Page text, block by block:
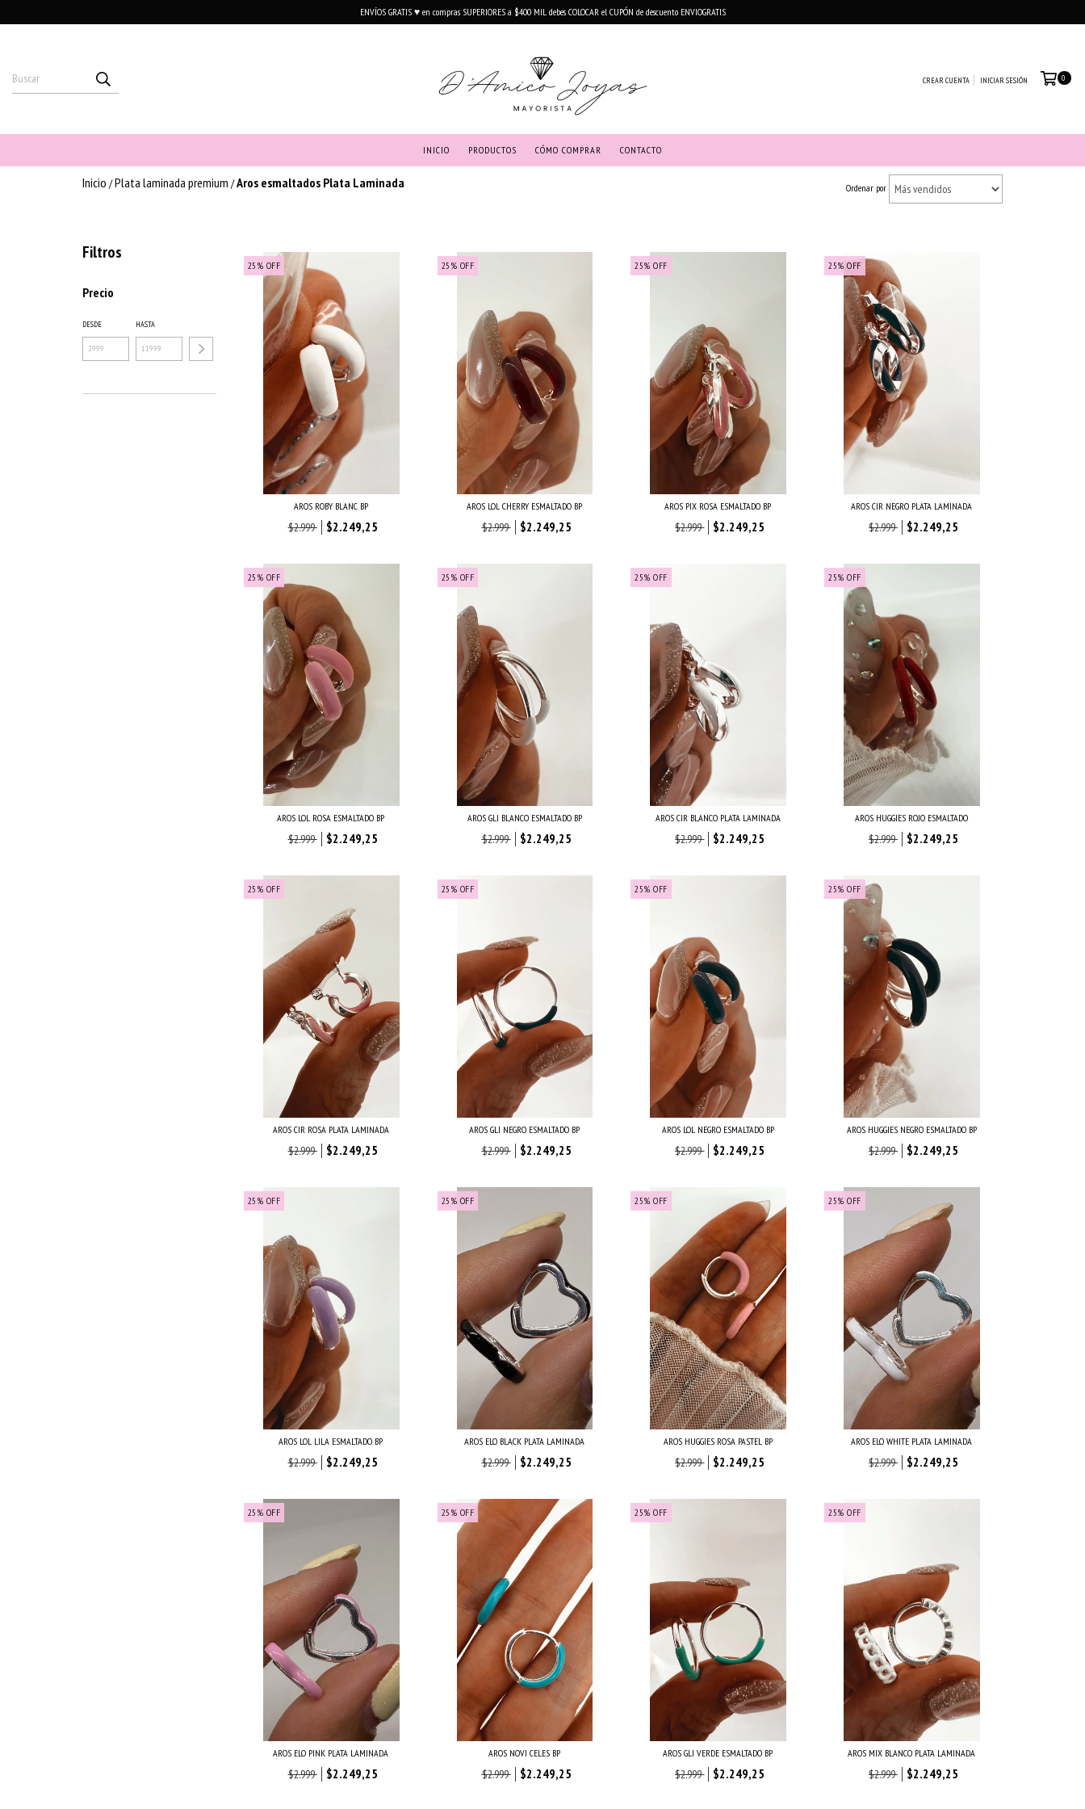
ENVÍOS GRATIS ♥ en compras SUPERIORES a $400 MIL debes COLOCAR el CUPÓN de descuento ENVIOGRATIS
CREAR CUENTA INICIAR SESIÓN 0
INICIO PRODUCTOS CÓMO COMPRAR CONTACTO
Inicio /Plata laminada premium /Aros esmaltados Plata Laminada Ordenar por
Filtros
Precio
DESDE HASTA
25 % OFF
AROS ROBY BLANC BP
$2.999 $2.249,25
25 % OFF
AROS LOL CHERRY ESMALTADO BP
$2.999 $2.249,25
25%OFF
AROS PIX ROSA ESMALTADO BP
$2.999 $2.249,25
25%OFF
AROS CIR NEGRO PLATA LAMINADA
$2.999 $2.249,25
25 % OFF
AROS LOL ROSA ESMALTADO BP
$2.999 $2.249,25
25 % OFF
AROS GLI BLANCO ESMALTADO BP
$2.999 $2.249,25
25%OFF
AROS CIR BLANCO PLATA LAMINADA
$2.999 $2.249,25
25%OFF
AROS HUGGIES ROJO ESMALTADO
$2.999 $2.249,25
25 % OFF
AROS CIR ROSA PLATA LAMINADA
$2.999 $2.249,25
25 % OFF
AROS GLI NEGRO ESMALTADO BP
$2.999 $2.249,25
25%OFF
AROS LOL NEGRO ESMALTADO BP
$2.999 $2.249,25
25%OFF
AROS HUGGIES NEGRO ESMALTADO BP
$2.999 $2.249,25
25 % OFF
AROS LOL LILA ESMALTADO BP
$2.999 $2.249,25
25 % OFF
AROS ELO BLACK PLATA LAMINADA
$2.999 $2.249,25
25%OFF
AROS HUGGIES ROSA PASTEL BP
$2.999 $2.249,25
25%OFF
AROS ELO WHITE PLATA LAMINADA
$2.999 $2.249,25
25 % OFF
AROS ELO PINK PLATA LAMINADA
$2.999 $2.249,25
25 % OFF
AROS NOVI CELES BP
$2.999 $2.249,25
25%OFF
AROS GLI VERDE ESMALTADO BP
$2.999 $2.249,25
25%OFF
AROS MIX BLANCO PLATA LAMINADA
$2.999 $2.249,25